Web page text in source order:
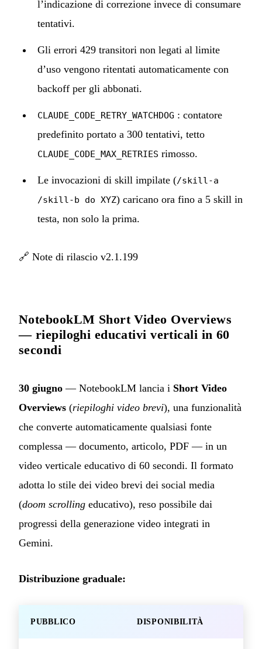
l’indicazione di correzione invece di consumare
tentativi.
Gli errori 429 transitori non legati al limite
d’uso vengono ritentati automaticamente con
backoff per gli abbonati.
CLAUDE_CODE_RETRY_WATCHDOG : contatore
predefinito portato a 300 tentativi, tetto
CLAUDE_CODE_MAX_RETRIES rimosso.
Le invocazioni di skill impilate (/skill-a
/skill-b do XYZ) caricano ora fino a 5 skill in
testa, non solo la prima.
🔗 Note di rilascio v2.1.199
NotebookLM Short Video Overviews
— riepiloghi educativi verticali in 60
secondi
30 giugno — NotebookLM lancia i Short Video
Overviews (riepiloghi video brevi), una funzionalità
che converte automaticamente qualsiasi fonte
complessa — documento, articolo, PDF — in un
video verticale educativo di 60 secondi. Il formato
adotta lo stile dei video brevi dei social media
(doom scrolling educativo), reso possibile dai
progressi della generazione video integrati in
Gemini.
Distribuzione graduale:
PUBBLICO DISPONIBILITÀ